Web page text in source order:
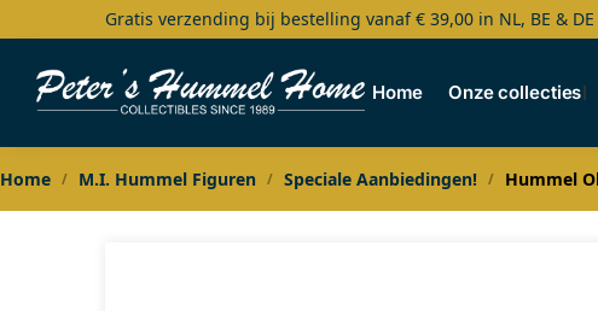
Gratis verzending bij bestelling vanaf € 39,00 in NL, BE & DE
Home Onze collecties
Search
Home / M.I. Hummel Figuren / Speciale Aanbiedingen! / Hummel